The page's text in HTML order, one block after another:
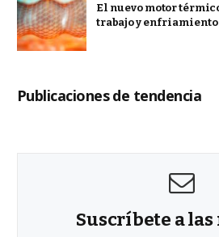
El nuevo motor
trabajo y
Publicaciones de tendencia
Suscríbete a